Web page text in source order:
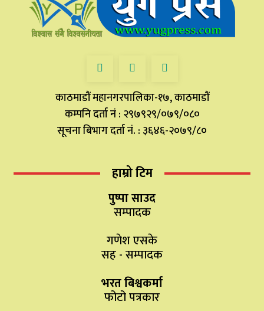
काठमाडौं महानगरपालिका-१७, काठमाडौं
कम्पनि दर्ता नं : २९७९२९/०७९/०८०
सूचना बिभाग दर्ता नं. : ३६४६-२०७९/८०
हाम्रो टिम
पुष्पा साउद
सम्पादक
गणेश एसके
सह - सम्पादक
भरत बिश्वकर्मा
फोटो पत्रकार